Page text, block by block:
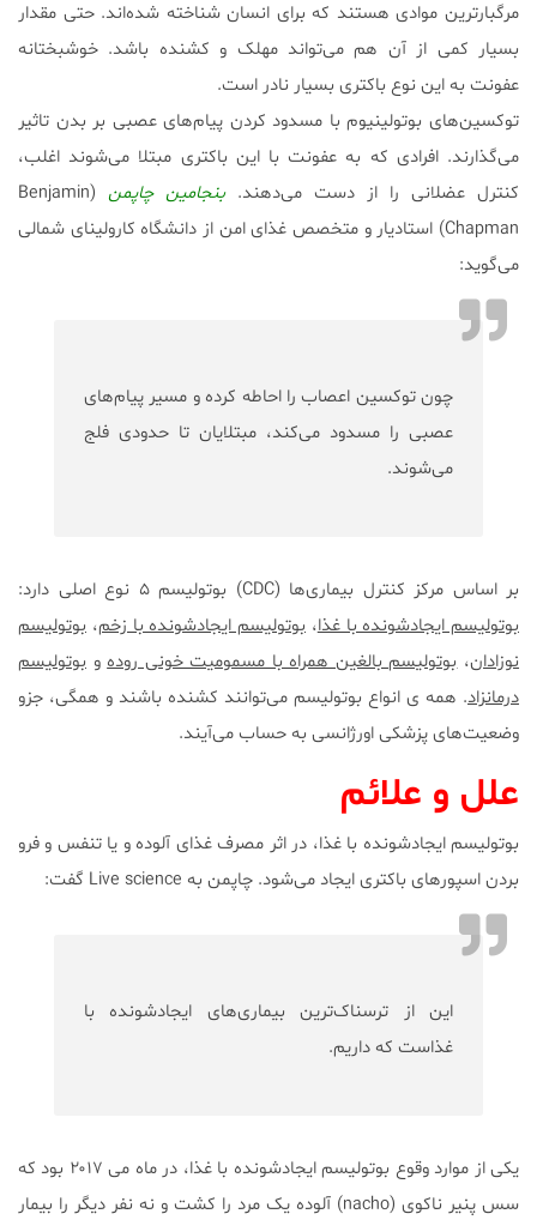
مرگبارترین موادی هستند که برای انسان شناخته شده‌اند. حتی مقدار
بسیار کمی از آن هم می‌تواند مهلک و کشنده باشد. خوشبختانه
عفونت به این نوع باکتری بسیار نادر است.
توکسین‌های بوتولینیوم با مسدود کردن پیام‌های عصبی بر بدن تاثیر
می‌گذارند. افرادی که به عفونت با این باکتری مبتلا می‌شوند اغلب،
کنترل عضلانی را از دست می‌دهند.بنجامین چاپمن
(Benjamin
Chapman) استادیار و متخصص غذای امن از دانشگاه کارولینای شمالی
می‌گوید:
چون توکسین اعصاب را احاطه کرده و مسیر پیام‌های
عصبی را مسدود می‌کند، مبتلایان تا حدودی فلج
می‌شوند.
بر اساس مرکز کنترل بیماری‌ها (CDC) بوتولیسم ۵ نوع اصلی دارد:
بوتولیسم ایجاد‌شونده با غذا، بوتولیسم ایجاد‌شونده با زخم، بوتولیسم
نوزادان،بوتولیسم بالغین همراه با مسمومیت خونی رودهو بوتولیسم
درمانزاد. همه ی انواع بوتولیسم می‌توانند کشنده باشند و همگی، جزو
وضعیت‌های پزشکی اورژانسی به حساب می‌آیند.
علل و علائم
بوتولیسم ایجاد‌شونده با غذا، در اثر مصرف غذای آلوده و یا تنفس و فرو
بردن اسپورهای باکتری ایجاد می‌شود. چاپمن به Live science گفت:
این از ترسناک‌ترین بیماری‌های ایجاد‌شونده با
غذاست که داریم.
یکی از موارد وقوع بوتولیسم ایجادشونده با غذا، در ماه می ۲۰۱۷ بود که
سس پنیر ناکوی (nacho) آلوده یک مرد را کشت و نه نفر دیگر را بیمار